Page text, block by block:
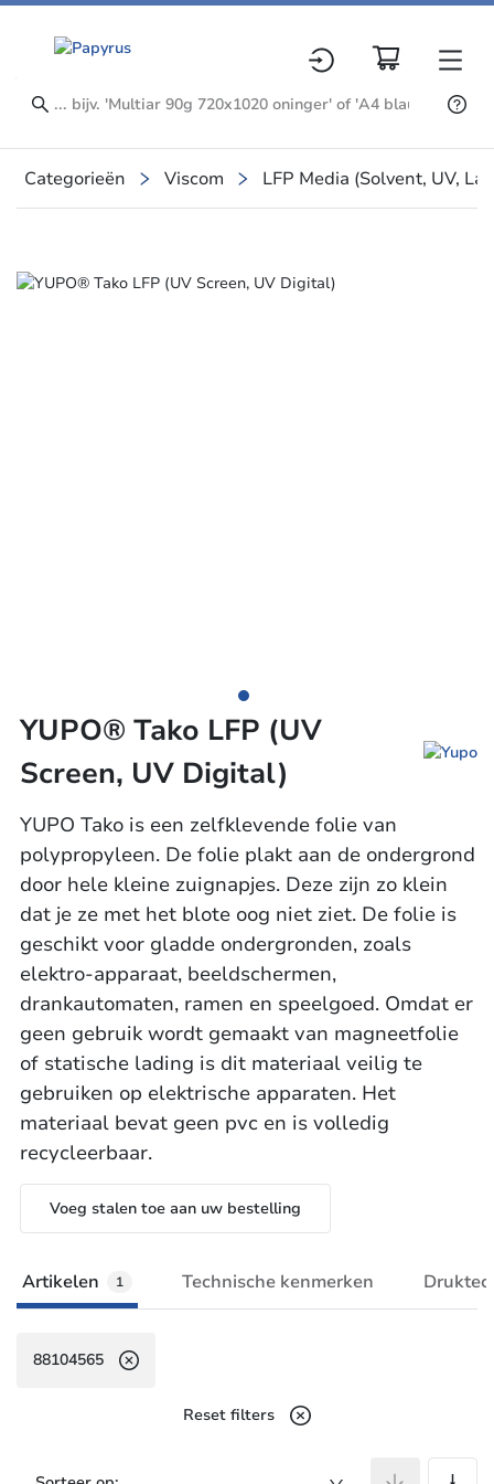
Categorieën Viscom LFP Media (Solvent, UV,
Slide 1 of 1
YUPO® Tako LFP (UV
Screen, UV Digital)
YUPO Tako is een zelfklevende folie van
polypropyleen. De folie plakt aan de ondergrond
door hele kleine zuignapjes. Deze zijn zo klein
dat je ze met het blote oog niet ziet. De folie is
geschikt voor gladde ondergronden, zoals
elektro-apparaat, beeldschermen,
drankautomaten, ramen en speelgoed. Omdat er
geen gebruik wordt gemaakt van magneetfolie
of statische lading is dit materiaal veilig te
gebruiken op elektrische apparaten. Het
materiaal bevat geen pvc en is volledig
recycleerbaar.
Voeg stalen toe aan uw bestelling
Artikelen 1 Technische kenmerken
88104565
Reset filters